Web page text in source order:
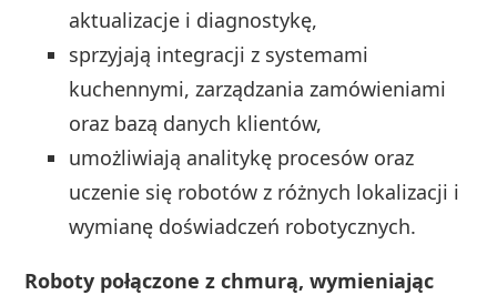
aktualizacje i diagnostykę,
sprzyjają integracji z systemami
kuchennymi, zarządzania zamówieniami
oraz bazą danych klientów,
umożliwiają analitykę procesów oraz
uczenie się robotów z różnych lokalizacji i
wymianę doświadczeń robotycznych.
Roboty połączone z chmurą, wymieniając